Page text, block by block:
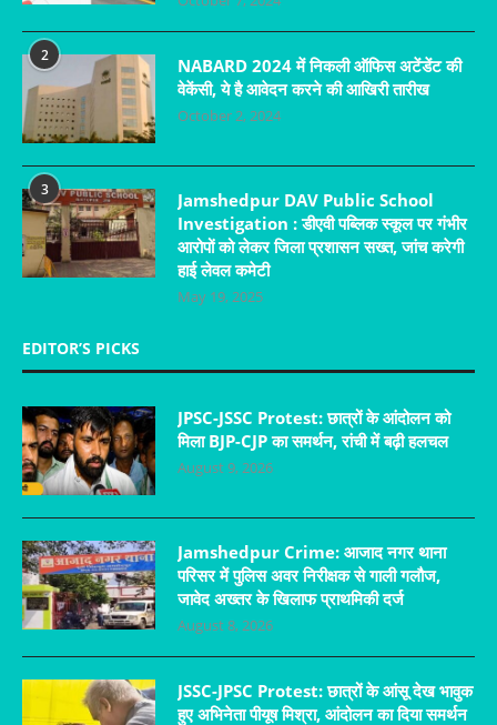
2
NABARD 2024 में निकली ऑफिस अटेंडेंट की
वेकेंसी, ये है आवेदन करने की आखिरी तारीख
October 2, 2024
3
Jamshedpur DAV Public School
Investigation : डीएवी पब्लिक स्कूल पर गंभीर
आरोपों को लेकर जिला प्रशासन सख्त, जांच करेगी
हाई लेवल कमेटी
May 19, 2025
EDITOR’S PICKS
JPSC-JSSC Protest: छात्रों के आंदोलन को
मिला BJP-CJP का समर्थन, रांची में बढ़ी हलचल
August 9, 2026
Jamshedpur Crime: आजाद नगर थाना
परिसर में पुलिस अवर निरीक्षक से गाली गलौज,
जावेद अख्तर के खिलाफ प्राथमिकी दर्ज
August 8, 2026
JSSC-JPSC Protest: छात्रों के आंसू देख भावुक
हुए अभिनेता पीयूष मिश्रा, आंदोलन का दिया समर्थन